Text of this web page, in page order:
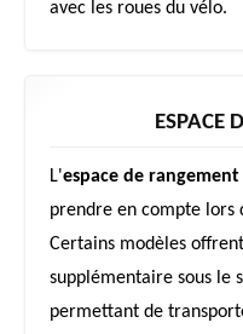
avec les roues du vélo.
ESPACE
L'espace de rangement
prendre en compte lors
Certains modèles
supplémentaire sous le
permettant de